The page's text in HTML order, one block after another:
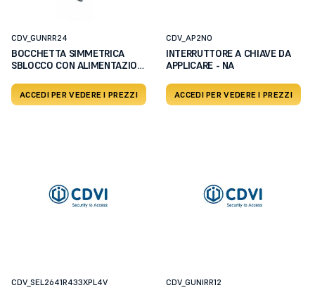
CDV_GUNRR24
BOCCHETTA SIMMETRICA
SBLOCCO CON ALIMENTAZIONE
ACCEDI PER VEDERE I PREZZI
CDV_AP2NO
INTERRUTTORE A CHIAVE DA
APPLICARE - NA
ACCEDI PER VEDERE I PREZZI
CDV_SEL2641R433XPL4V CDV_GUNIRR12